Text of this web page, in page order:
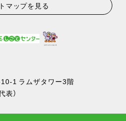
マップを見る
1 ラムザタワー3階
表）